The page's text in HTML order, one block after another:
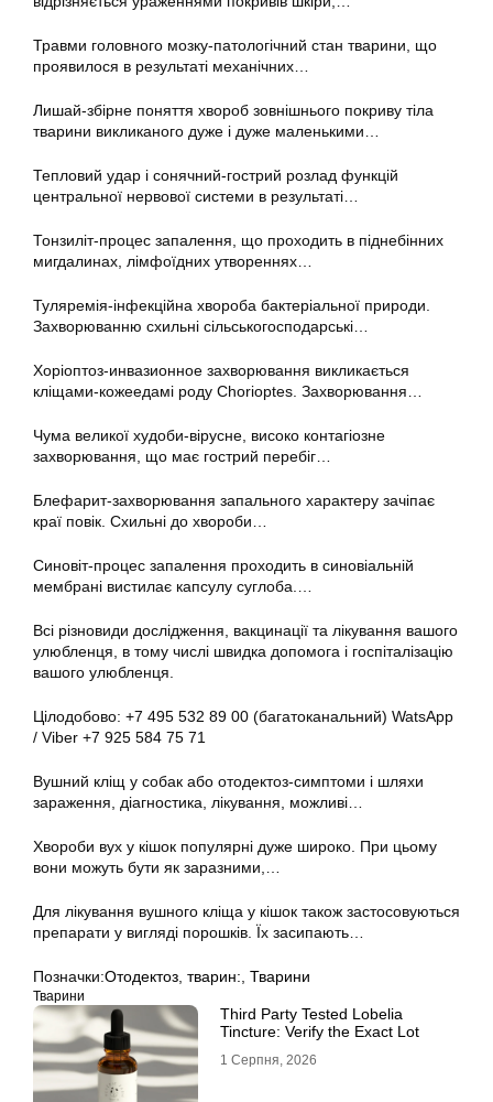
Травми головного мозку-патологічний стан тварини, що
проявилося в результаті механічних…
Лишай-збірне поняття хвороб зовнішнього покриву тіла
тварини викликаного дуже і дуже маленькими…
Тепловий удар і сонячний-гострий розлад функцій
центральної нервової системи в результаті…
Тонзиліт-процес запалення, що проходить в піднебінних
мигдалинах, лімфоїдних утвореннях…
Туляремія-інфекційна хвороба бактеріальної природи.
Захворюванню схильні сільськогосподарські…
Хоріоптоз-инвазионное захворювання викликається
кліщами-кожеедамі роду Chorioptes. Захворювання…
Чума великої худоби-вірусне, високо контагіозне
захворювання, що має гострий перебіг…
Блефарит-захворювання запального характеру зачіпає
краї повік. Схильні до хвороби…
Синовіт-процес запалення проходить в синовіальній
мембрані вистилає капсулу суглоба.…
Всі різновиди дослідження, вакцинації та лікування вашого
улюбленця, в тому числі швидка допомога і госпіталізацію
вашого улюбленця.
Цілодобово: +7 495 532 89 00 (багатоканальний) WatsApp
/ Viber +7 925 584 75 71
Вушний кліщ у собак або отодектоз-симптоми і шляхи
зараження, діагностика, лікування, можливі…
Хвороби вух у кішок популярні дуже широко. При цьому
вони можуть бути як заразними,…
Для лікування вушного кліща у кішок також застосовуються
препарати у вигляді порошків. Їх засипають…
Позначки:Отодектоз тварин: Тварини
Тварини
Third Party Tested Lobelia
Tincture: Verify the Exact Lot
1 Серпня, 2026